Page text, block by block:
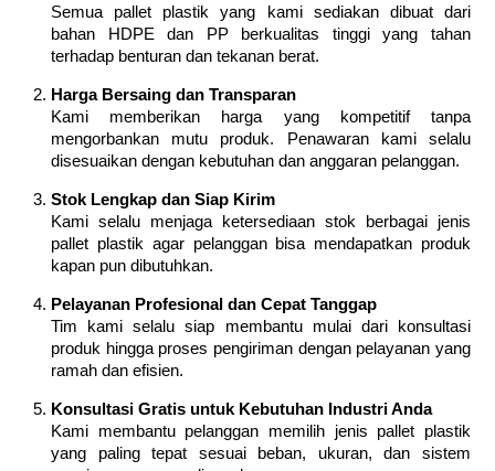
Semua pallet plastik yang kami sediakan dibuat dari
bahan HDPE dan PP berkualitas tinggi yang tahan
terhadap benturan dan tekanan berat.
Harga Bersaing dan Transparan
Kami memberikan harga yang kompetitif tanpa
mengorbankan mutu produk. Penawaran kami selalu
disesuaikan dengan kebutuhan dan anggaran pelanggan.
Stok Lengkap dan Siap Kirim
Kami selalu menjaga ketersediaan stok berbagai jenis
pallet plastik agar pelanggan bisa mendapatkan produk
kapan pun dibutuhkan.
Pelayanan Profesional dan Cepat Tanggap
Tim kami selalu siap membantu mulai dari konsultasi
produk hingga proses pengiriman dengan pelayanan yang
ramah dan efisien.
Konsultasi Gratis untuk Kebutuhan Industri Anda
Kami membantu pelanggan memilih jenis pallet plastik
yang paling tepat sesuai beban, ukuran, dan sistem